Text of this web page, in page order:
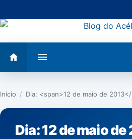
para
conteúdo
menu
Início / Dia: <span>12 de maio de
Dia:12 de maio de